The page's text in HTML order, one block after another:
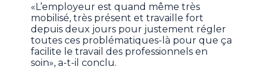
«L’employeur est quand même très
mobilisé, très présent et travaille fort
depuis deux jours pour justement régler
toutes ces problématiques-là pour que ça
facilite le travail des professionnels en
soin», a-t-il conclu.